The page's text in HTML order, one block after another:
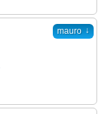
mauro ↓